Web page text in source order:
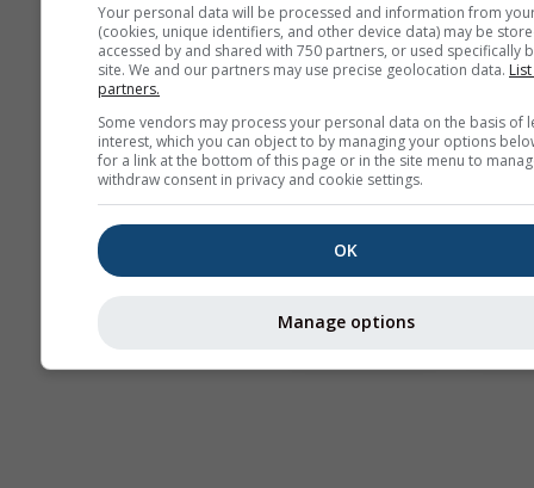
Mevsimlik
Tahmin
Seeing
Your personal data will be processed and information from
(cookies, unique identifiers, and other device data) may be
accessed by and shared with 750 partners, or used specifically
site. We and our partners may use precise geolocation data.
partners.
Some vendors may process your personal data on the basis of
interest, which you can object to by managing your options
for a link at the bottom of this page or in the site menu to
withdraw consent in privacy and cookie settings.
OK
Manage options